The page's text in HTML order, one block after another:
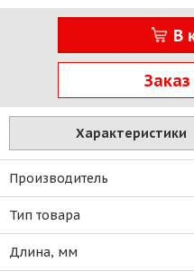
В
Характеристики
Производитель
Тип товара
Длина, мм